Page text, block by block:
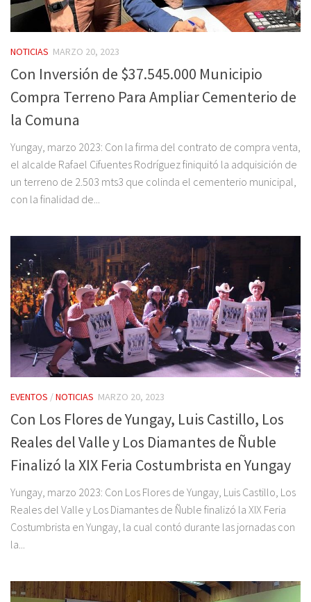
NOTICIAS MARZO 20, 2023
Con Inversión de $37.545.000 Municipio
Compra Terreno Para Ampliar Cementerio de
la Comuna
Yungay, marzo 2023: Con la firma del contrato de compra venta,
el alcalde Rafael Cifuentes Rodríguez finiquitó la adquisición de
un terreno de 2.503 mts3 que colinda el cementerio municipal,
con la finalidad de...
EVENTOS /NOTICIAS MARZO 20, 2023
Con Los Flores de Yungay, Luis Castillo, Los
Reales del Valle y Los Diamantes de Ñuble
Finalizó la XIX Feria Costumbrista en Yungay
Yungay, marzo 2023: Con Los Flores de Yungay, Luis Castillo, Los
Reales del Valle y Los Diamantes de Ñuble finalizó la XIX Feria
Costumbrista en Yungay, la cual contó durante las jornadas con
la...